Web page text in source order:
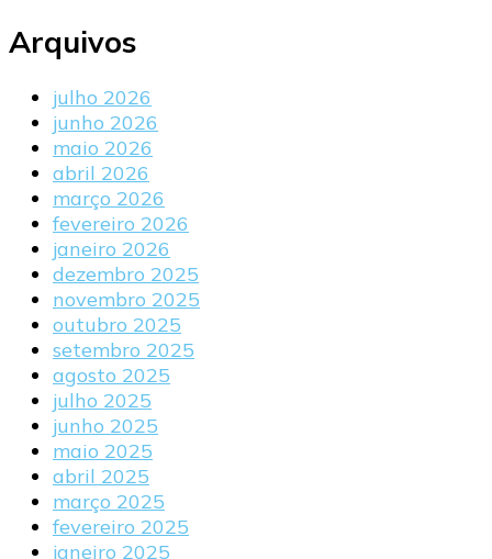
Arquivos
julho 2026
junho 2026
maio 2026
abril 2026
março 2026
fevereiro 2026
janeiro 2026
dezembro 2025
novembro 2025
outubro 2025
setembro 2025
agosto 2025
julho 2025
junho 2025
maio 2025
abril 2025
março 2025
fevereiro 2025
janeiro 2025